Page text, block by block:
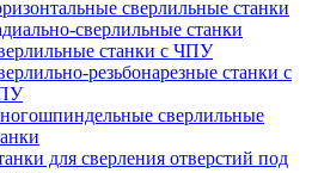
сверлильные станки
сверлильные станки
станки с ЧПУ
резьбонарезные станки с
сверлильные
для сверления отверстий под